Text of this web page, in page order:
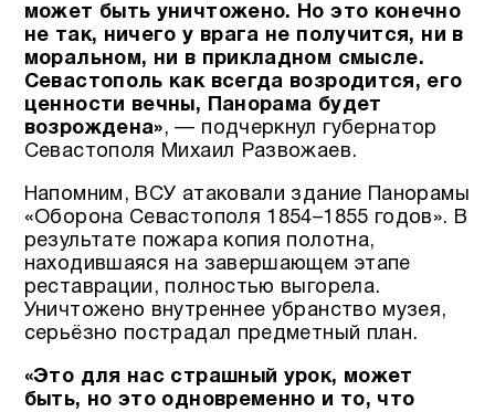
может быть уничтожено. Но это конечно
не так, ничего у врага не получится, ни в
моральном, ни в прикладном смысле.
Севастополь как всегда возродится, его
ценности вечны, Панорама будет
возрождена», — подчеркнул губернатор
Севастополя Михаил Развожаев.
Напомним, ВСУ атаковали здание Панорамы
«Оборона Севастополя 1854–1855 годов». В
результате пожара копия полотна,
находившаяся на завершающем этапе
реставрации, полностью выгорела.
Уничтожено внутреннее убранство музея,
серьёзно пострадал предметный план.
«Это для нас страшный урок, может
быть, но это одновременно и то, что